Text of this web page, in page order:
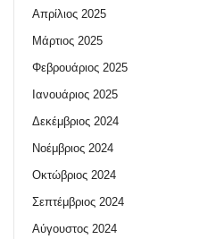
Απρίλιος 2025
Μάρτιος 2025
Φεβρουάριος 2025
Ιανουάριος 2025
Δεκέμβριος 2024
Νοέμβριος 2024
Οκτώβριος 2024
Σεπτέμβριος 2024
Αύγουστος 2024